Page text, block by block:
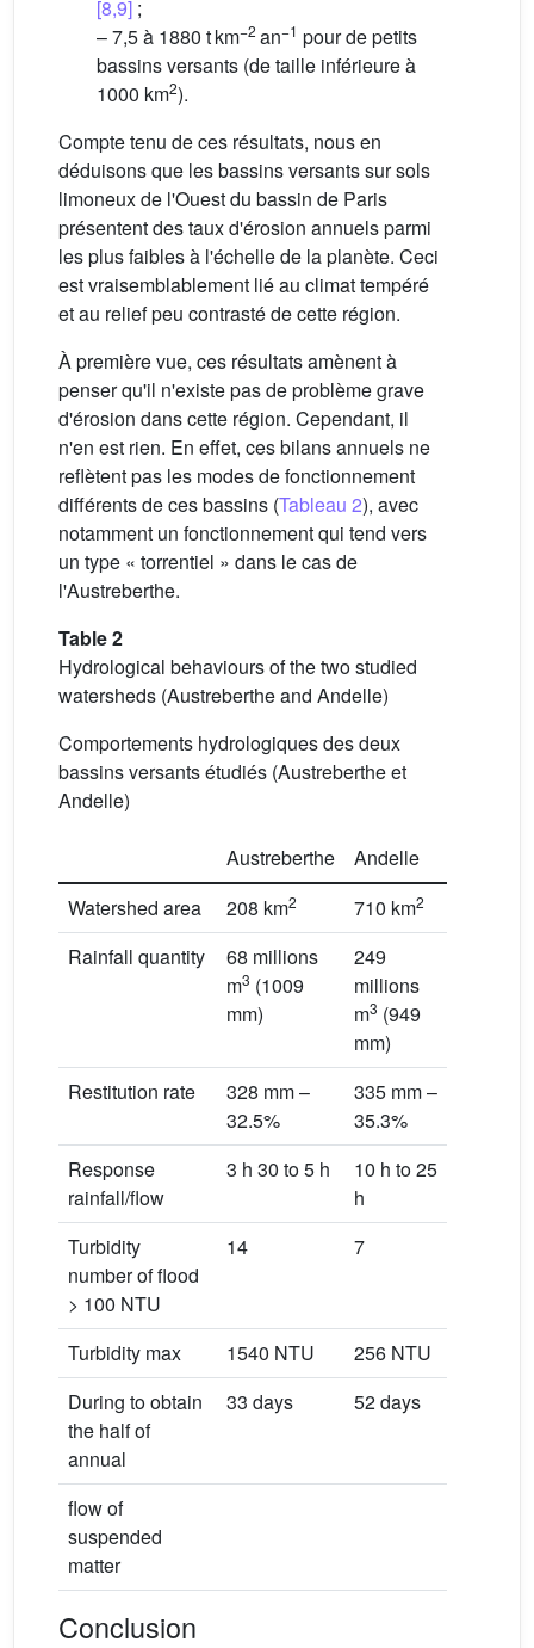
[8,9] ;
– 7,5 à 1880 t km−2 an−1 pour de petits
bassins versants (de taille inférieure à
1000 km2).
Compte tenu de ces résultats, nous en
déduisons que les bassins versants sur sols
limoneux de l'Ouest du bassin de Paris
présentent des taux d'érosion annuels parmi
les plus faibles à l'échelle de la planète. Ceci
est vraisemblablement lié au climat tempéré
et au relief peu contrasté de cette région.
À première vue, ces résultats amènent à
penser qu'il n'existe pas de problème grave
d'érosion dans cette région. Cependant, il
n'en est rien. En effet, ces bilans annuels ne
reflètent pas les modes de fonctionnement
différents de ces bassins (Tableau 2), avec
notamment un fonctionnement qui tend vers
un type « torrentiel » dans le cas de
l'Austreberthe.
Table 2
Hydrological behaviours of the two studied
watersheds (Austreberthe and Andelle)
Comportements hydrologiques des deux
bassins versants étudiés (Austreberthe et
Andelle)
Austreberthe
Andelle
Watershed area
208 km2 710 km2
Rainfall quantity
68 millions
m3 (1009
mm)
249
millions
m3 (949
mm)
Restitution rate
328 mm –
32.5%
335 mm –
35.3%
Response
rainfall/flow
3 h 30 to 5 h
10 h to 25
h
Turbidity
number of flood
> 100 NTU
14 7
Turbidity max 1540 NTU
256 NTU
During to obtain
the half of
annual
33 days 52 days
flow of
suspended
matter
Conclusion